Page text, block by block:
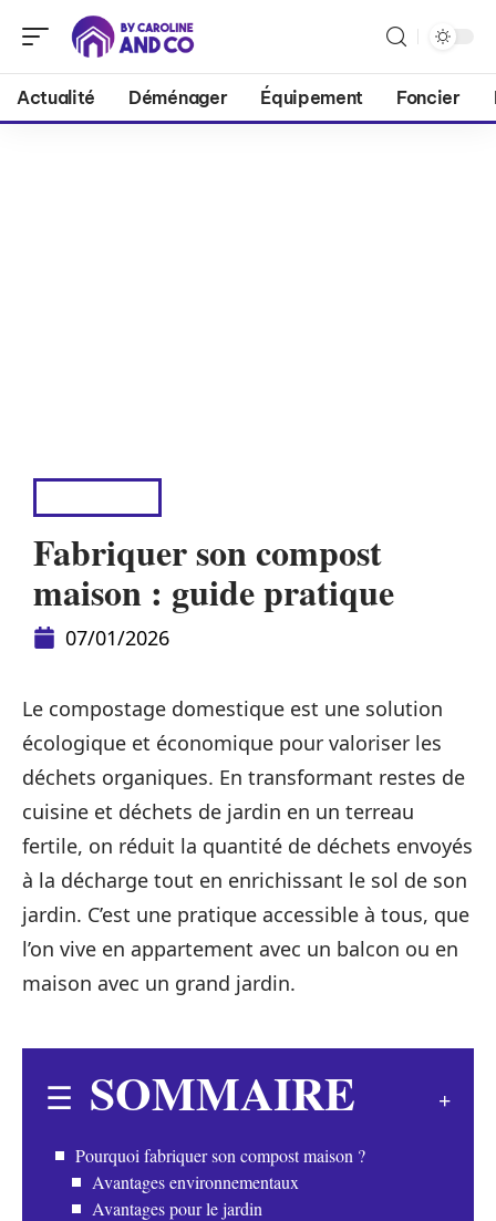
Actualité Déménager Équipement Foncier
Fabriquer son compost
maison : guide pratique
07/01/2026
Le compostage domestique est une solution
écologique et économique pour valoriser les
déchets organiques. En transformant restes de
cuisine et déchets de jardin en un terreau
fertile, on réduit la quantité de déchets envoyés
à la décharge tout en enrichissant le sol de son
jardin. C’est une pratique accessible à tous, que
l’on vive en appartement avec un balcon ou en
maison avec un grand jardin.
SOMMAIRE
Pourquoi fabriquer son compost maison ?
Avantages environnementaux
Avantages pour le jardin